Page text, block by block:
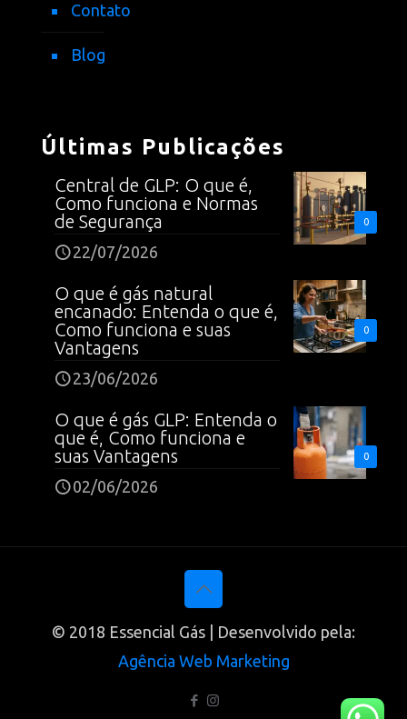
Contato
Blog
Últimas Publicações
0
Central de GLP: O que é,
Como funciona e Normas
de Segurança
22/07/2026
0
O que é gás natural
encanado: Entenda o que é,
Como funciona e suas
Vantagens
23/06/2026
0
O que é gás GLP: Entenda o
que é, Como funciona e
suas Vantagens
02/06/2026
© 2018 Essencial Gás | Desenvolvido pela:
Agência Web Marketing